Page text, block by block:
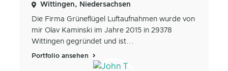
Wittingen, Niedersachsen
Die Firma Grüneflügel Luftaufnahmen wurde von
mir Olav Kaminski im Jahre 2015 in 29378
Wittingen gegründet und ist...
Portfolio ansehen